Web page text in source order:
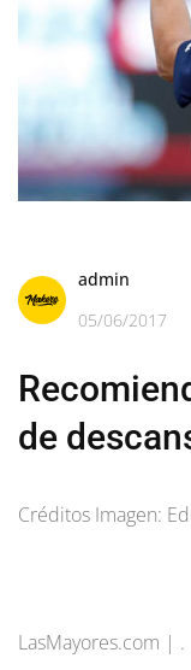
admin
05/06/2017
de
Créditos Imagen:
LasMayores.com | .